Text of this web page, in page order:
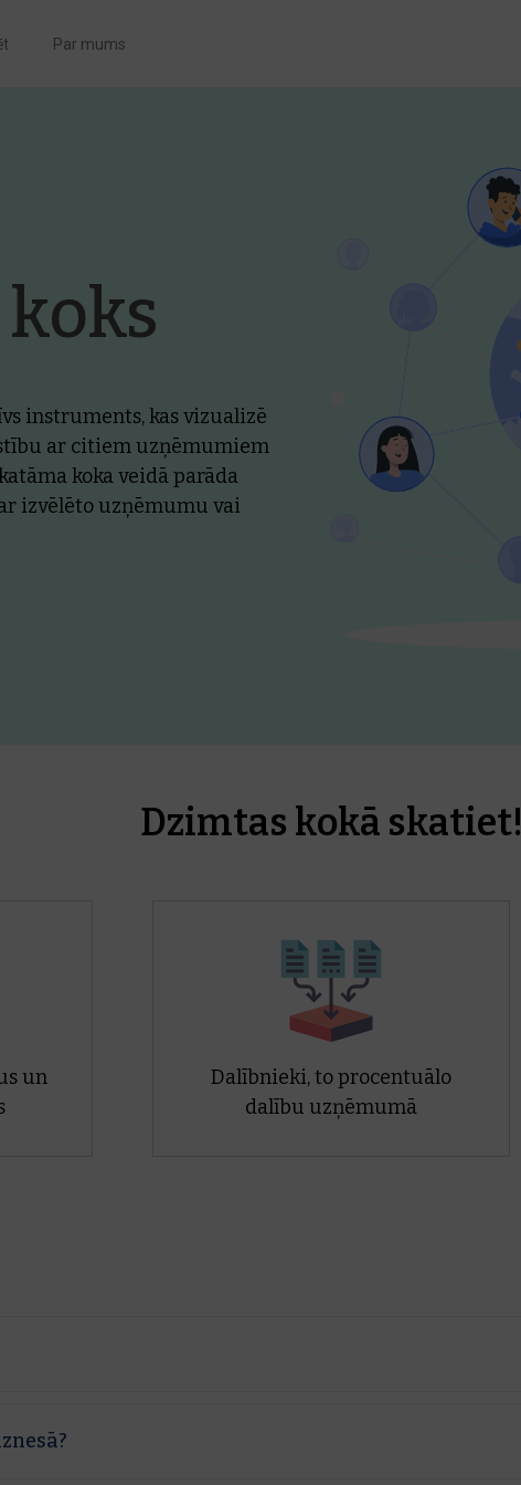
Par mums
instruments, kas vizualizē
ar citiem uzņēmumiem
koka veidā parāda
izvēlēto uzņēmumu vai
Dzimtas kokā skatiet!
un
Dalībnieki, to procentuālo
dalību uzņēmumā